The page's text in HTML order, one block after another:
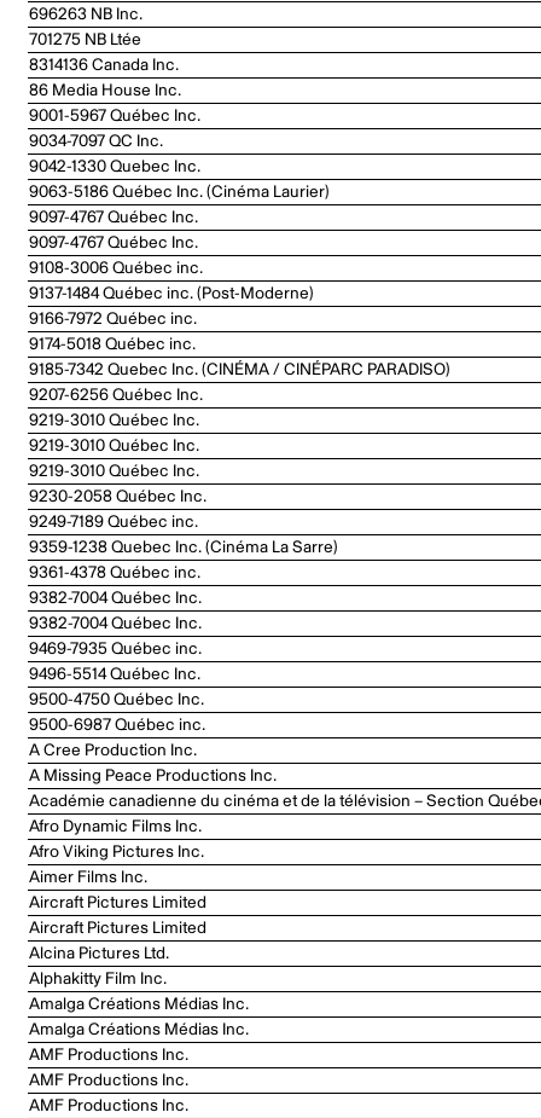
696263 NB Inc.
701275 NB Ltée
8314136 Canada Inc.
86 Media House Inc.
9001-5967 Québec Inc.
9034-7097 QC Inc.
9042-1330 Quebec Inc.
9063-5186 Québec Inc. (Cinéma Laurier)
9097-4767 Québec Inc.
9097-4767 Québec Inc.
9108-3006 Québec inc.
9137-1484 Québec inc. (Post-Moderne)
9166-7972 Québec inc.
9174-5018 Québec inc.
9185-7342 Quebec Inc. (CINÉMA / CINÉPARC PARADISO)
9207-6256 Québec Inc.
9219-3010 Québec Inc.
9219-3010 Québec Inc.
9219-3010 Québec Inc.
9230-2058 Québec Inc.
9249-7189 Québec inc.
9359-1238 Quebec Inc. (Cinéma La Sarre)
9361-4378 Québec inc.
9382-7004 Québec Inc.
9382-7004 Québec Inc.
9469-7935 Québec inc.
9496-5514 Québec Inc.
9500-4750 Québec Inc.
9500-6987 Québec inc.
A Cree Production Inc.
A Missing Peace Productions Inc.
Académie canadienne du cinéma et de la télévision – Section
Afro Dynamic Films Inc.
Afro Viking Pictures Inc.
Aimer Films Inc.
Aircraft Pictures Limited
Aircraft Pictures Limited
Alcina Pictures Ltd.
Alphakitty Film Inc.
Amalga Créations Médias Inc.
Amalga Créations Médias Inc.
AMF Productions Inc.
AMF Productions Inc.
AMF Productions Inc.